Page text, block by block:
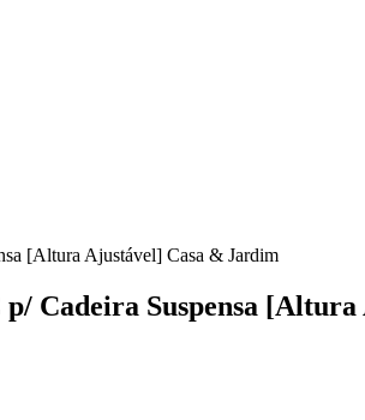
[Altura Ajustável] Casa & Jardim
Cadeira Suspensa